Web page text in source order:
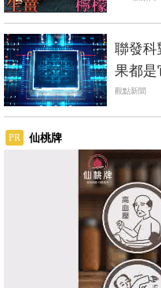
聯發科
果都是
觀點新聞
PR 仙桃牌